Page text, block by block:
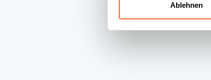
Ablehnen
Newsletter